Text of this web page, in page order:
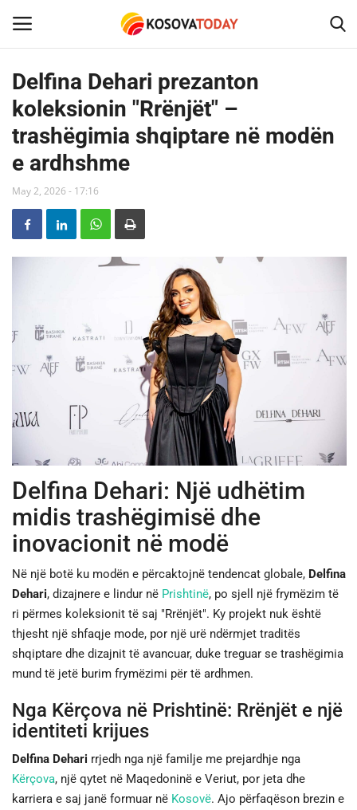
Home
KOSOVA
SHQIPERIA
MAQEDONIA
Delfina Dehari prezanton
koleksionin "Rrënjët" –
trashëgimia shqiptare në modën
e ardhshme
May 2, 2026 - 17:16
Delfina Dehari: Një udhëtim
midis trashëgimisë dhe
inovacionit në modë
Në një botë ku modën e përcaktojnë tendencat globale, Delfina
Dehari, dizajnere e lindur në Prishtinë, po sjell një frymëzim të
ri përmes koleksionit të saj "Rrënjët". Ky projekt nuk është
thjesht një shfaqje mode, por një urë ndërmjet traditës
shqiptare dhe dizajnit të avancuar, duke treguar se trashëgimia
mund të jetë burim frymëzimi për të ardhmen.
Nga Kërçova në Prishtinë: Rrënjët e një
identiteti krijues
Delfina Dehari rrjedh nga një familje me prejardhje nga
Kërçova, një qytet në Maqedoninë e Veriut, por jeta dhe
karriera e saj janë formuar në Kosovë. Ajo përfaqëson brezin e